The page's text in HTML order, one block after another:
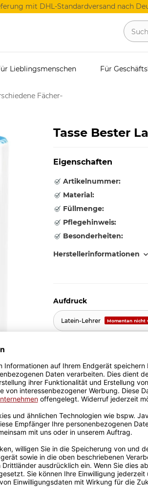
mit DHL-Standardversand nach
Lieblingsmenschen Für
Fächer-
Tasse Bester
Eigenschaften
Artikelnummer:
Material:
Füllmenge:
Pflegehinweis:
Besonderheiten:
Herstellerinformationen
Aufdruck
Latein-Lehrer Momentan nicht
11,95 €
inkl. 19% MwSt. , zzgl.Versand
Größere Stückzahl?
Rechnung Produktion in